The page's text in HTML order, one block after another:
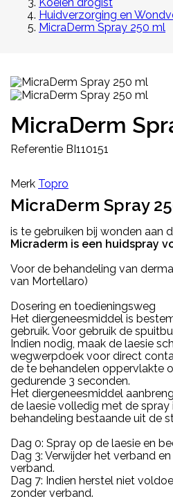
Huidverzorging en
MicraDerm Spray 250 ml
MicraDerm
Referentie BI110151
Merk Topro
MicraDerm Spray
is te gebruiken bij wonden aan
Micraderm is een huidspray
Voor de behandeling van
van Mortellaro)
Dosering en toedieningsweg
Het diergeneesmiddel is
gebruik. Voor gebruik de
Indien nodig, maak de laesie
wegwerpdoek voor direct
de te behandelen oppervlakte
gedurende 3 seconden.
Het diergeneesmiddel
de laesie volledig met de spray
behandeling bestaande uit de
Dag 0: Spray op de laesie en
Dag 3: Verwijder het verband
verband.
Dag 7: Indien herstel niet
zonder verband.